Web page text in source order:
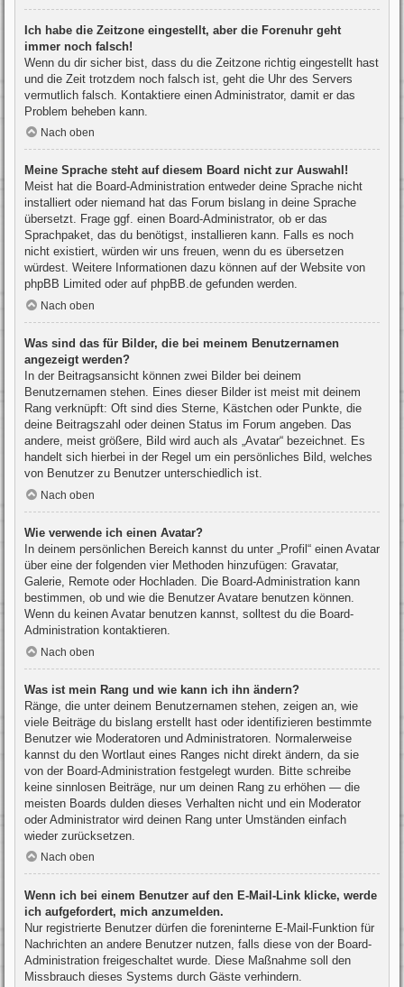
Ich habe die Zeitzone eingestellt, aber die Forenuhr geht
immer noch falsch!
Wenn du dir sicher bist, dass du die Zeitzone richtig eingestellt hast
und die Zeit trotzdem noch falsch ist, geht die Uhr des Servers
vermutlich falsch. Kontaktiere einen Administrator, damit er das
Problem beheben kann.
Nach oben
Meine Sprache steht auf diesem Board nicht zur Auswahl!
Meist hat die Board-Administration entweder deine Sprache nicht
installiert oder niemand hat das Forum bislang in deine Sprache
übersetzt. Frage ggf. einen Board-Administrator, ob er das
Sprachpaket, das du benötigst, installieren kann. Falls es noch
nicht existiert, würden wir uns freuen, wenn du es übersetzen
würdest. Weitere Informationen dazu können auf der Website von
phpBB Limited oder auf phpBB.de gefunden werden.
Nach oben
Was sind das für Bilder, die bei meinem Benutzernamen
angezeigt werden?
In der Beitragsansicht können zwei Bilder bei deinem
Benutzernamen stehen. Eines dieser Bilder ist meist mit deinem
Rang verknüpft: Oft sind dies Sterne, Kästchen oder Punkte, die
deine Beitragszahl oder deinen Status im Forum angeben. Das
andere, meist größere, Bild wird auch als „Avatar“ bezeichnet. Es
handelt sich hierbei in der Regel um ein persönliches Bild, welches
von Benutzer zu Benutzer unterschiedlich ist.
Nach oben
Wie verwende ich einen Avatar?
In deinem persönlichen Bereich kannst du unter „Profil“ einen Avatar
über eine der folgenden vier Methoden hinzufügen: Gravatar,
Galerie, Remote oder Hochladen. Die Board-Administration kann
bestimmen, ob und wie die Benutzer Avatare benutzen können.
Wenn du keinen Avatar benutzen kannst, solltest du die Board-
Administration kontaktieren.
Nach oben
Was ist mein Rang und wie kann ich ihn ändern?
Ränge, die unter deinem Benutzernamen stehen, zeigen an, wie
viele Beiträge du bislang erstellt hast oder identifizieren bestimmte
Benutzer wie Moderatoren und Administratoren. Normalerweise
kannst du den Wortlaut eines Ranges nicht direkt ändern, da sie
von der Board-Administration festgelegt wurden. Bitte schreibe
keine sinnlosen Beiträge, nur um deinen Rang zu erhöhen — die
meisten Boards dulden dieses Verhalten nicht und ein Moderator
oder Administrator wird deinen Rang unter Umständen einfach
wieder zurücksetzen.
Nach oben
Wenn ich bei einem Benutzer auf den E-Mail-Link klicke, werde
ich aufgefordert, mich anzumelden.
Nur registrierte Benutzer dürfen die foreninterne E-Mail-Funktion für
Nachrichten an andere Benutzer nutzen, falls diese von der Board-
Administration freigeschaltet wurde. Diese Maßnahme soll den
Missbrauch dieses Systems durch Gäste verhindern.